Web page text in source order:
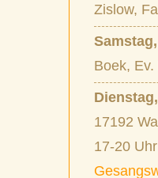
Zislow,
Boek, Ev.
17192
17-20 Uhr